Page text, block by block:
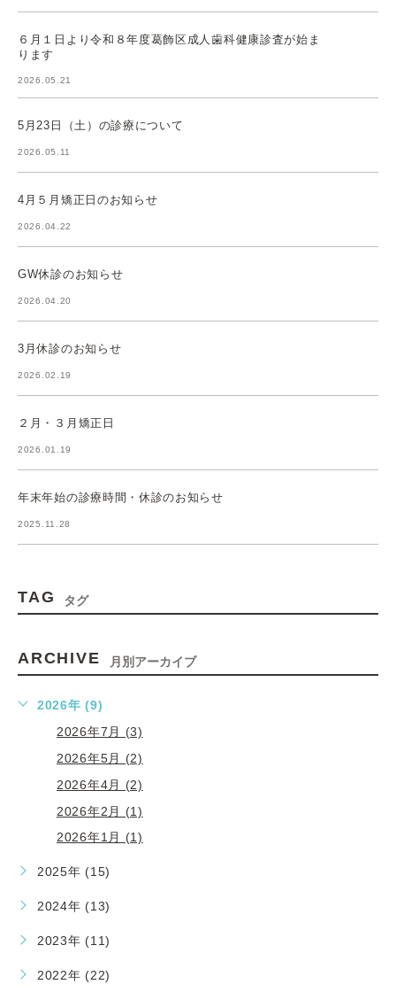
６月１日より令和８年度葛飾区成人歯科健康診査が始ま
ります
2026.05.21
5月23日（土）の診療について
2026.05.11
4月５月矯正日のお知らせ
2026.04.22
GW休診のお知らせ
2026.04.20
3月休診のお知らせ
2026.02.19
２月・３月矯正日
2026.01.19
年末年始の診療時間・休診のお知らせ
2025.11.28
TAG タグ
ARCHIVE 月別アーカイブ
2026年 (9)
2026年7月 (3)
2026年5月 (2)
2026年4月 (2)
2026年2月 (1)
2026年1月 (1)
2025年 (15)
2024年 (13)
2023年 (11)
2022年 (22)